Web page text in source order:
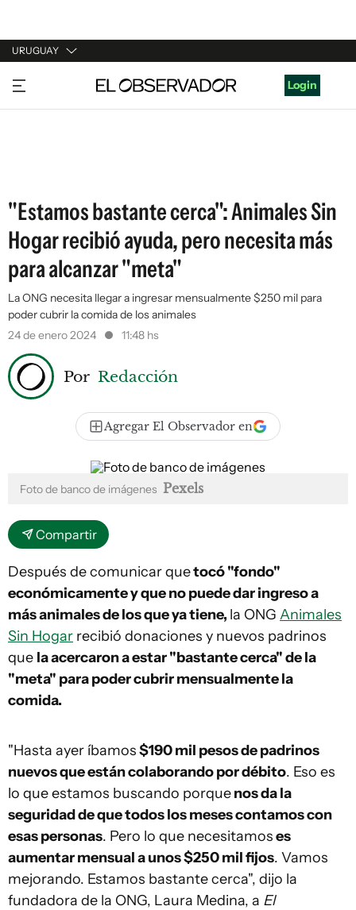
URUGUAY
URUGUAY
ARGENTINA
Login
"Estamos bastante cerca": Animales Sin
Hogar recibió ayuda, pero necesita más
para alcanzar "meta"
La ONG necesita llegar a ingresar mensualmente $250 mil para
poder cubrir la comida de los animales
24 de enero 2024
11:48 hs
Por Redacción
Agregar El Observador en
Foto de banco de imágenes Pexels
Compartir
Después de comunicar quetocó "fondo"
económicamente y que no puede dar ingreso a
más animales de los que ya tiene, la ONG Animales
Sin Hogar recibió donaciones y nuevos padrinos
que la acercaron a estar "bastante cerca" de la
"meta" para poder cubrir mensualmente la
comida.
"Hasta ayer íbamos$190 mil pesos de padrinos
nuevos que están colaborando por débito. Eso es
lo que estamos buscando porquenos da la
seguridad de que todos los meses contamos con
esas personas. Pero lo que necesitamoses
aumentar mensual a unos $250 mil fijos. Vamos
mejorando. Estamos bastante cerca", dijo la
fundadora de la ONG, Laura Medina, a El